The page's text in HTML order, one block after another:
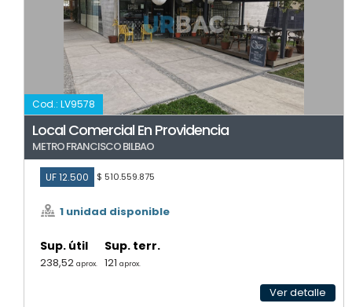
Cod.: LV9578
Local Comercial En Providencia
METRO FRANCISCO BILBAO
UF 12.500 $ 510.559.875
1 unidad disponible
Sup. útil
238,52 aprox.
Sup. terr.
121aprox.
Ver detalle